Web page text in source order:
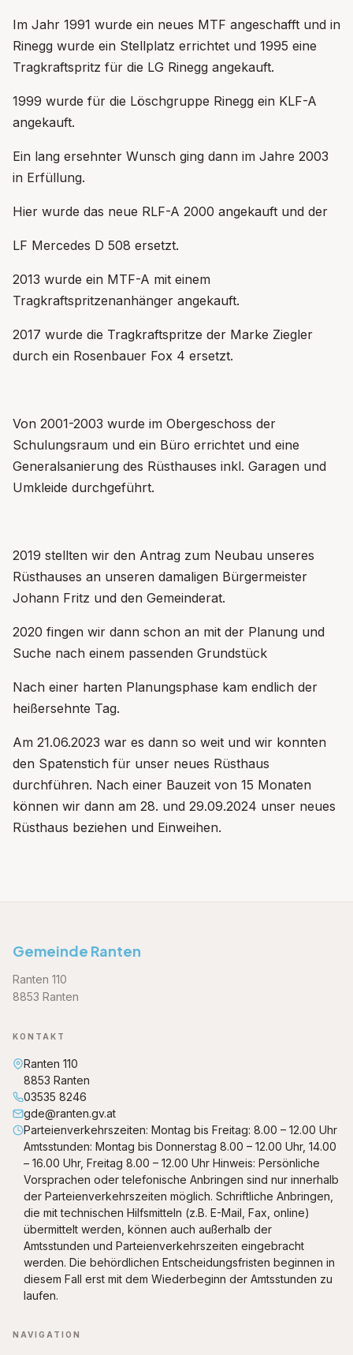
Im Jahr 1991 wurde ein neues MTF angeschafft und in
Rinegg wurde ein Stellplatz errichtet und 1995 eine
Tragkraftspritz für die LG Rinegg angekauft.
1999 wurde für die Löschgruppe Rinegg ein KLF-A
angekauft.
Ein lang ersehnter Wunsch ging dann im Jahre 2003
in Erfüllung.
Hier wurde das neue RLF-A 2000 angekauft und der
LF Mercedes D 508 ersetzt.
2013 wurde ein MTF-A mit einem
Tragkraftspritzenanhänger angekauft.
2017 wurde die Tragkraftspritze der Marke Ziegler
durch ein Rosenbauer Fox 4 ersetzt.
Von 2001-2003 wurde im Obergeschoss der
Schulungsraum und ein Büro errichtet und eine
Generalsanierung des Rüsthauses inkl. Garagen und
Umkleide durchgeführt.
2019 stellten wir den Antrag zum Neubau unseres
Rüsthauses an unseren damaligen Bürgermeister
Johann Fritz und den Gemeinderat.
2020 fingen wir dann schon an mit der Planung und
Suche nach einem passenden Grundstück
Nach einer harten Planungsphase kam endlich der
heißersehnte Tag.
Am 21.06.2023 war es dann so weit und wir konnten
den Spatenstich für unser neues Rüsthaus
durchführen. Nach einer Bauzeit von 15 Monaten
können wir dann am 28. und 29.09.2024 unser neues
Rüsthaus beziehen und Einweihen.
Gemeinde Ranten
Ranten 110
8853 Ranten
KONTAKT
Ranten 110
8853 Ranten
03535 8246
gde@ranten.gv.at
Parteienverkehrszeiten: Montag bis Freitag: 8.00 – 12.00 Uhr
Amtsstunden: Montag bis Donnerstag 8.00 – 12.00 Uhr, 14.00
– 16.00 Uhr, Freitag 8.00 – 12.00 Uhr Hinweis: Persönliche
Vorsprachen oder telefonische Anbringen sind nur innerhalb
der Parteienverkehrszeiten möglich. Schriftliche Anbringen,
die mit technischen Hilfsmitteln (z.B. E-Mail, Fax, online)
übermittelt werden, können auch außerhalb der
Amtsstunden und Parteienverkehrszeiten eingebracht
werden. Die behördlichen Entscheidungsfristen beginnen in
diesem Fall erst mit dem Wiederbeginn der Amtsstunden zu
laufen.
NAVIGATION